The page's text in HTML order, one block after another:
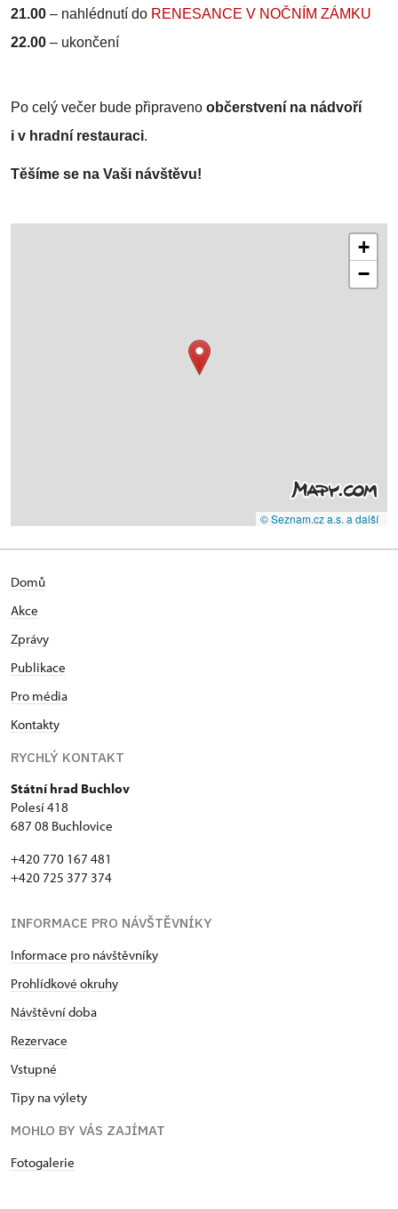
21.00 – nahlédnutí do RENESANCE V NOČNÍM ZÁMKU
22.00 – ukončení
Po celý večer bude připraveno občerstvení na nádvoří
i v hradní restauraci.
Těšíme se na Vaši návštěvu!
+
−
© Seznam.cz a.s. a další
Domů
Akce
Zprávy
Publikace
Pro média
Kontakty
RYCHLÝ KONTAKT
Státní hrad Buchlov
Polesí 418
687 08 Buchlovice
+420 770 167 481
+420 725 377 374
INFORMACE PRO NÁVŠTĚVNÍKY
Informace pro návštěvníky
Prohlídkové okruhy
Návštěvní doba
Rezervace
Vstupné
Tipy na výlety
MOHLO BY VÁS ZAJÍMAT
Fotogalerie